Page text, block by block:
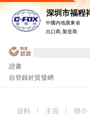
深圳市福程
中國內地廣東省
出口商, 製造商
證書
自登錄於貿發網
資料 主頁 簡介